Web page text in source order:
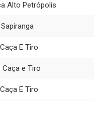
Alto Petrópolis
E Tiro
Caça e Tiro
E Tiro